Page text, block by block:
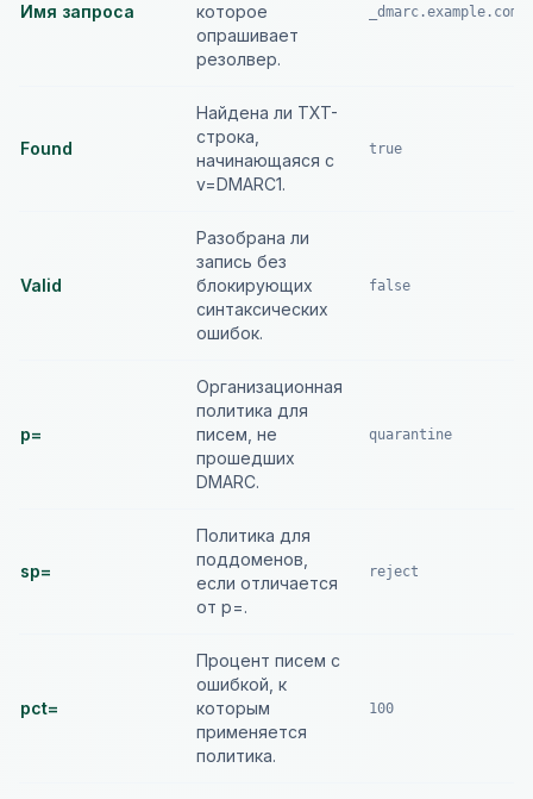
Имя запроса
которое
опрашивает
резолвер.
_dmarc.example.com
Found
Найдена ли TXT-
строка,
начинающаяся с
v=DMARC1.
true
Valid
Разобрана ли
запись без
блокирующих
синтаксических
ошибок.
false
p=
Организационная
политика для
писем, не
прошедших
DMARC.
quarantine
sp=
Политика для
поддоменов,
если отличается
от p=.
reject
pct=
Процент писем с
ошибкой, к
которым
применяется
политика.
100